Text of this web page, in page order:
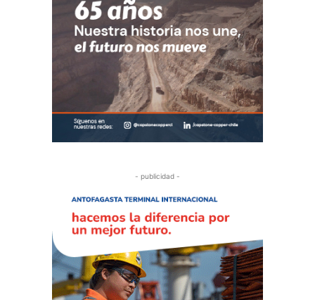
- publicidad -